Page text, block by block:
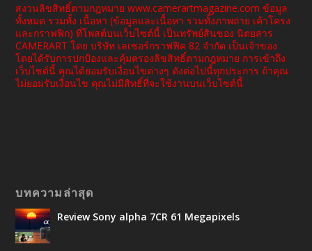
สงวนลิขสิทธิ์ตามกฎหมาย www.camerartmagazine.com ข้อมูล
ทั้งหมด รวมทั้ง เนื้อหา (ข้อมูลและเนื้อหา รวมทั้งภาพถ่าย เค้าโครง
และกราฟฟิก) ที่โพสต์บนเว็บไซต์นี้ เป็นทรัพย์สินของ นิตยสาร
CAMERART โดย บริษัท เลเซอร์กราฟฟิค 82 จำกัด เป็นเจ้าของ
โดยได้รับการปกป้องและคุ้มครองลิขสิทธิ์ตามกฎหมาย การเข้าถึง
เว็บไซต์นี้ คุณได้ยอมรับเงื่อนไขต่างๆ ดังต่อไปนี้ทุกประการ ถ้าคุณ
ไม่ยอมรับเงื่อนไข คุณไม่มีสิทธิ์ที่จะใช้งานบนเว็บไซต์นี้
บทความล่าสุด
Review Sony alpha 7CR 61 Megapixels